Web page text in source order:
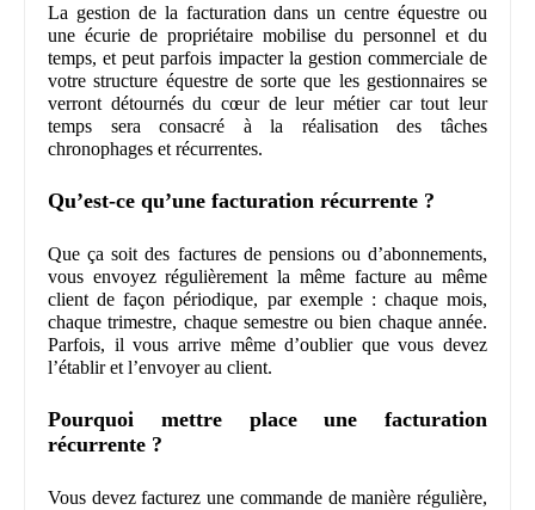
La gestion de la facturation dans un centre équestre ou
une écurie de propriétaire mobilise du personnel et du
temps, et peut parfois impacter la gestion commerciale de
votre structure équestre de sorte que les gestionnaires se
verront détournés du cœur de leur métier car tout leur
temps sera consacré à la réalisation des tâches
chronophages et récurrentes.
Qu’est-ce qu’une facturation récurrente ?
Que ça soit des factures de pensions ou d’abonnements,
vous envoyez régulièrement la même facture au même
client de façon périodique, par exemple : chaque mois,
chaque trimestre, chaque semestre ou bien chaque année.
Parfois, il vous arrive même d’oublier que vous devez
l’établir et l’envoyer au client.
Pourquoi mettre place une facturation
récurrente ?
Vous devez facturez une commande de manière régulière,